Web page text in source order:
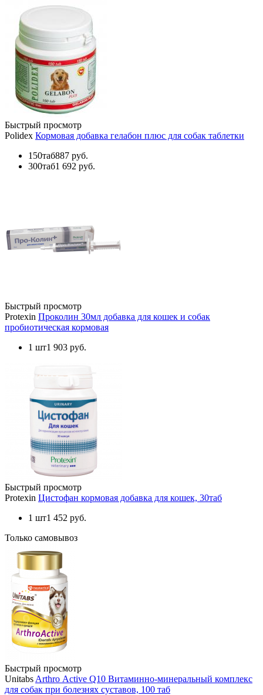
Быстрый просмотр
Polidex Кормовая добавка гелабон плюс для собак таблетки
150таб887 руб.
300таб1 692 руб.
Быстрый просмотр
Protexin Проколин 30мл добавка для кошек и собак
пробиотическая кормовая
1 шт1 903 руб.
Быстрый просмотр
Protexin Цистофан кормовая добавка для кошек, 30таб
1 шт1 452 руб.
Только самовывоз
Быстрый просмотр
Unitabs Arthro Аctive Q10 Витаминно-минеральный комплекс
для собак при болезнях суставов, 100 таб